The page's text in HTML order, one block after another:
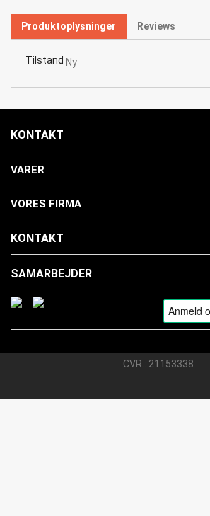
Produktoplysninger Reviews
Tilstand Ny
KONTAKT
VARER
VORES FIRMA
KONTAKT
SAMARBEJDER
CVR.: 21153338